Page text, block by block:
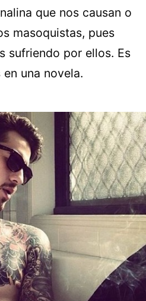
que nos causan o
masoquistas, pues
sufriendo por ellos. Es
una novela.